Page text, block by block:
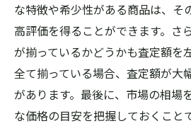
な特徴や希少性がある商品は、そ
高評価を得ることができます。さ
が揃っているかどうかも査定額を
全て揃っている場合、査定額が大
があります。最後に、市場の相場
な価格の目安を把握しておくこと